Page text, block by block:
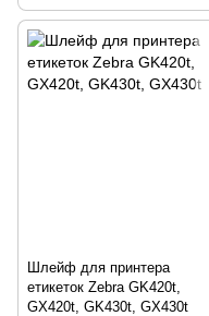
Шлейф для принтера
етикеток Zebra GK420t,
GX420t, GK430t, GX430t